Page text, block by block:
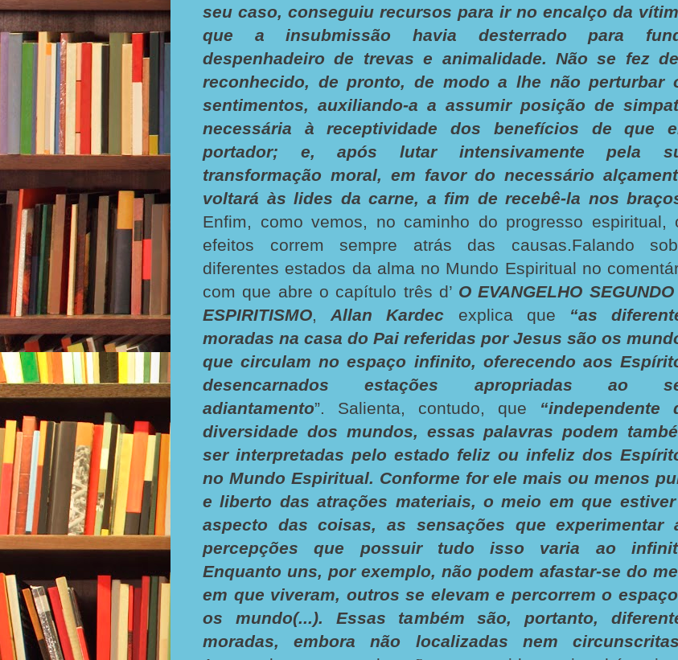
seu caso, conseguiu recursos para ir no encalço da
que a insubmissão havia desterrado para
despenhadeiro de trevas e animalidade. Não se fez
reconhecido, de pronto, de modo a lhe não perturbar
sentimentos, auxiliando-a a assumir posição de
necessária à receptividade dos benefícios de que
portador; e, após lutar intensivamente pela
transformação moral, em favor do necessário
voltará às lides da carne, a fim de recebê-la nos
Enfim, como vemos, no caminho do progresso espiritual,
efeitos correm sempre atrás das causas.Falando
diferentes estados da alma no Mundo Espiritual no
com que abre o capítulo três d’ O EVANGELHO
ESPIRITISMO,Allan Kardec explica que “as
moradas na casa do Pai referidas por Jesus são os
que circulam no espaço infinito, oferecendo aos
desencarnados estações apropriadas ao
adiantamento”. Salienta, contudo, que “independente
diversidade dos mundos, essas palavras podem
ser interpretadas pelo estado feliz ou infeliz dos
no Mundo Espiritual. Conforme for ele mais ou menos
e liberto das atrações materiais, o meio em que
aspecto das coisas, as sensações que experimentar
percepções que possuir tudo isso varia ao
Enquanto uns, por exemplo, não podem afastar-se do
em que viveram, outros se elevam e percorrem o
os mundo(...). Essas também são, portanto,
moradas, embora não localizadas nem